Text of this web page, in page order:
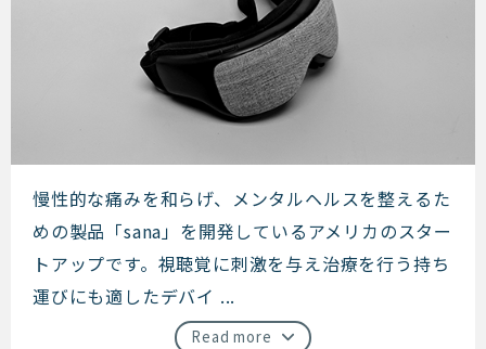
Sana Health
慢性的な痛みを和らげ、メンタルヘルスを整えるた
めの製品「sana」を開発しているアメリカのスター
トアップです。視聴覚に刺激を与え治療を行う持ち
運びにも適したデバイ ...
Read more